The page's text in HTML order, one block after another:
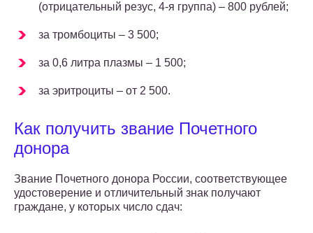
(отрицательный резус, 4-я группа) – 800 рублей;
за тромбоциты – 3 500;
за 0,6 литра плазмы – 1 500;
за эритроциты – от 2 500.
Как получить звание Почетного
донора
Звание Почетного донора России, соответствующее
удостоверение и отличительный знак получают
граждане, у которых число сдач: